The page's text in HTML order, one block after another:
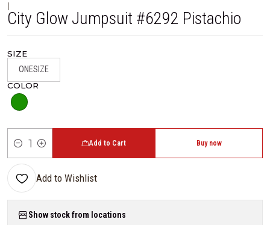
|
City Glow Jumpsuit #6292 Pistachio
SIZE
ONESIZE
COLOR
Quantity
Add to Cart Buy now
Add to Wishlist
Show stock from locations